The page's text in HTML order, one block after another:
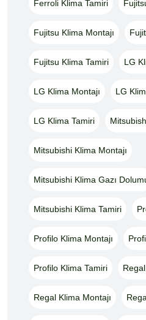
Ferroli Klima Tamiri
Fujitsu Klima Montajı
Fujitsu Klima Tamiri LG
LG Klima Montajı LG
LG Klima Tamiri
Mitsubishi Klima Montajı
Mitsubishi Klima Gazı
Mitsubishi Klima Tamiri
Profilo Klima Montajı
Profilo Klima Tamiri
Regal Klima Montajı